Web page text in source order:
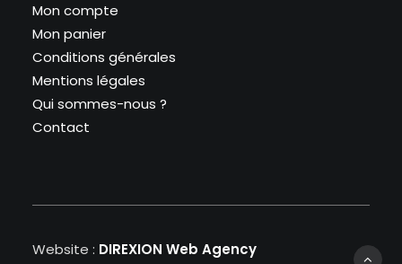
Mon compte
Mon panier
Conditions générales
Mentions légales
Qui sommes-nous ?
Contact
Website : DIREXION Web Agency